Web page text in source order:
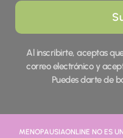
Al inscribirte, aceptas
correo electrónico y
Puedes darte de
MENOPAUSIAONLINE NO ES